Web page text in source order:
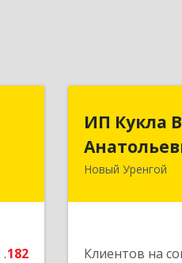
182
ИП Кукла
Новый Уренгой
Клиентов на
629306,